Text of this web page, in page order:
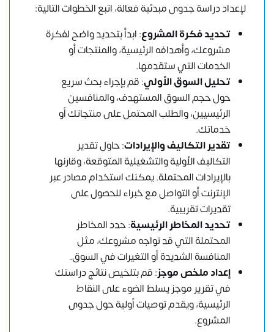
لإعداددراسة جدوى مبدئيةفعالة، اتبع الخطوات التالية:
تحديد فكرة المشروع: ابدأ بتحديد واضح لفكرة
مشروعك، وأهدافه الرئيسية، والمنتجات أو
الخدمات التي ستقدمها.
تحليل السوق الأولي: قم بإجراء بحث سريع
حول حجم السوق المستهدف، والمنافسين
الرئيسيين، والطلب المحتمل على منتجاتك أو
خدماتك.
تقدير التكاليف والإيرادات: حاول تقدير
التكاليف الأولية والتشغيلية المتوقعة، وقارنها
بالإيرادات المحتملة. يمكنك استخدام مصادر عبر
الإنترنت أو التواصل مع خبراء للحصول على
تقديرات تقريبية.
تحديد المخاطر الرئيسية: حدد المخاطر
المحتملة التي قد تواجه مشروعك، مثل
المنافسة الشديدة أو التغيرات في السوق.
إعداد ملخص موجز: قم بتلخيص نتائج دراستك
في تقرير موجز يسلط الضوء على النقاط
الرئيسية، ويقدم توصيات أولية حول جدوى
المشروع.